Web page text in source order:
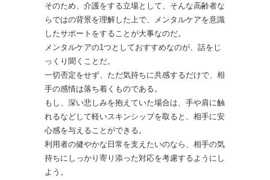
そのため、介護をする立場として、そんな高齢者な
らではの背景を理解した上で、メンタルケアを意識
したサポートをすることが大事なのだ。
メンタルケアの1つとしておすすめなのが、話をじ
っくり聞くことだ。
一切否定をせず、ただ気持ちに共感するだけで、相
手の感情は落ち着くものである。
もし、深い悲しみを抱えていた場合は、手や肩に触
れるなどして軽いスキンシップを取ると、相手に安
心感を与えることができる。
利用者の健やかな日常を支えたいのなら、相手の気
持ちにしっかり寄り添った対応を考慮するようにし
よう。